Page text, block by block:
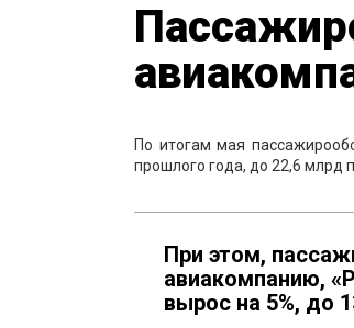
По итогам мая
прошлого года, до 22,6 млрд
При этом,
авиакомпанию,
вырос на 5%, до